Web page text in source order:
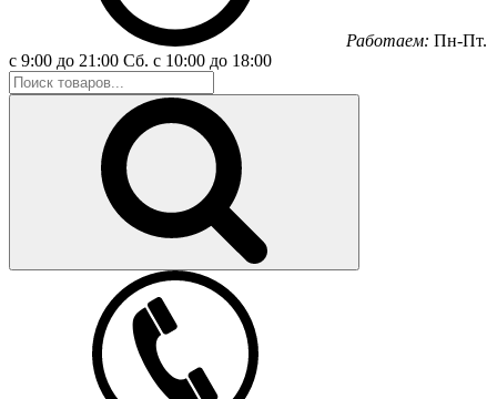
Работаем: Пн-Пт.
с 9:00 до 21:00 Сб. с 10:00 до 18:00